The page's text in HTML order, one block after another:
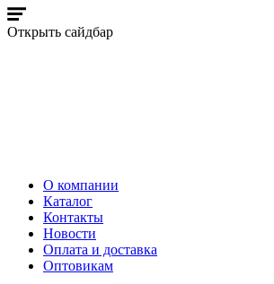
Открыть сайдбар
О компании
Каталог
Контакты
Новости
Оплата и доставка
Оптовикам